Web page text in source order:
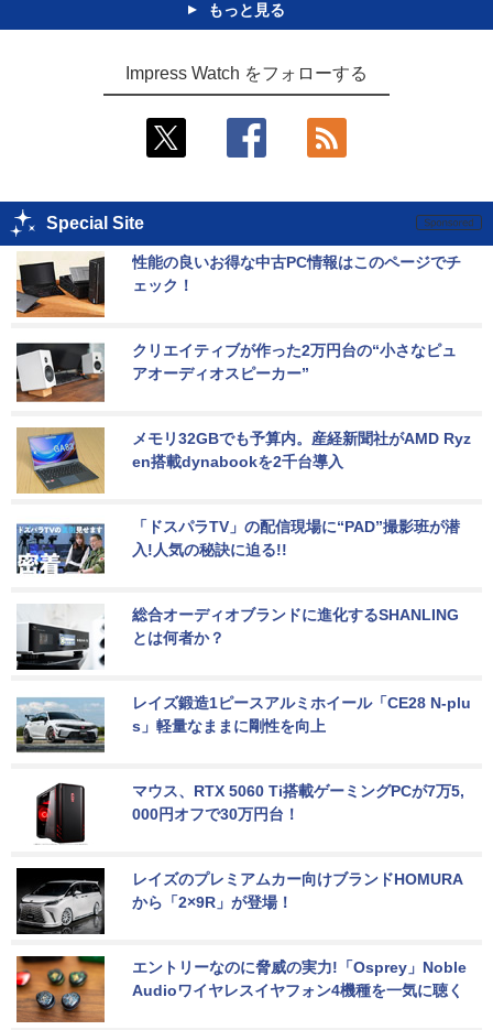
もっと見る
Impress Watch をフォローする
Special Site
性能の良いお得な中古PC情報はこのページでチ
ェック！
クリエイティブが作った2万円台の“小さなピュ
アオーディオスピーカー”
メモリ32GBでも予算内。産経新聞社がAMD Ryz
en搭載dynabookを2千台導入
「ドスパラTV」の配信現場に“PAD”撮影班が潜
入!人気の秘訣に迫る!!
総合オーディオブランドに進化するSHANLING
とは何者か？
レイズ鍛造1ピースアルミホイール「CE28 N-plu
s」軽量なままに剛性を向上
マウス、RTX 5060 Ti搭載ゲーミングPCが7万5,
000円オフで30万円台！
レイズのプレミアムカー向けブランドHOMURA
から「2×9R」が登場！
エントリーなのに脅威の実力!「Osprey」Noble
Audioワイヤレスイヤフォン4機種を一気に聴く